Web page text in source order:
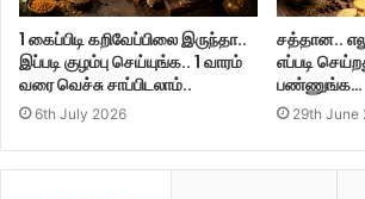
1 கைப்பிடி கறிவேப்பிலை இருந்தா..
இப்படி குழம்பு செய்யுங்க.. 1 வாரம்
வரை வெச்சு சாப்பிடலாம்..
6th July 2026
சத்தான..
எப்படி
பண்ணுங்க…
29th June